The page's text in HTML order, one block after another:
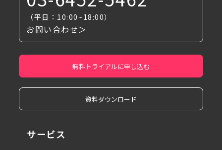
（平日：10:00~18:00）
お問い合わせ＞
無料トライアルに申し込む
資料ダウンロード
サービス